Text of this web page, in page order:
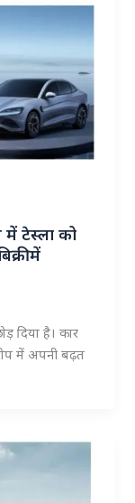
टेस्ला को
में
दिया है। कार
में अपनी बढ़त